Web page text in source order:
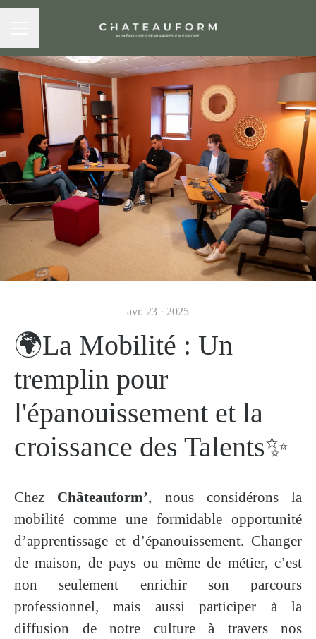
avr. 23 · 2025
🌍La Mobilité : Un
tremplin pour
l'épanouissement et la
croissance des Talents✨
Chez Châteauform’, nous considérons la
mobilité comme une formidable opportunité
d’apprentissage et d’épanouissement. Changer
de maison, de pays ou même de métier, c’est
non seulement enrichir son parcours
professionnel, mais aussi participer à la
diffusion de notre culture à travers nos